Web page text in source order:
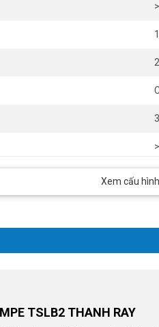
Xem cấu
TSLB2 THANH RAY